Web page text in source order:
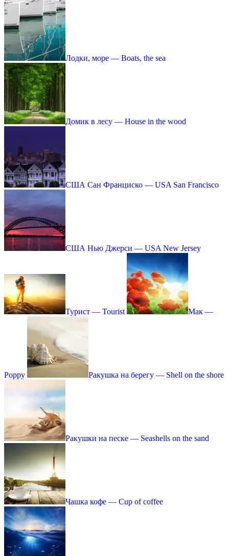
Лодки, море — Boats, the sea
Домик в лесу — House in the wood
США Сан Франциско — USA San Francisco
США Нью Джерси — USA New Jersey
Турист — Tourist Мак —
Poppy Ракушка на берегу — Shell on the shore
Ракушки на песке — Seashells on the sand
Чашка кофе — Сup of coffee